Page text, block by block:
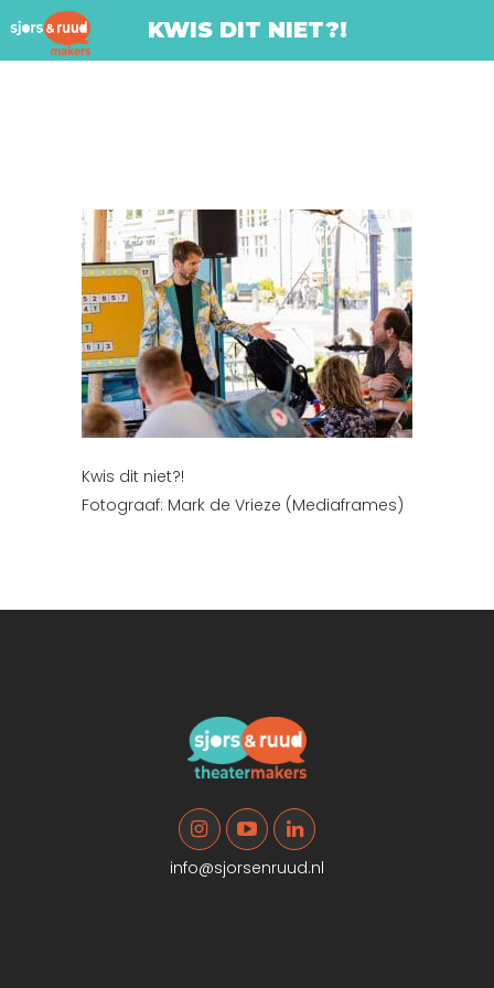
KWIS DIT NIET?!
Kwis dit niet?!
Fotograaf: Mark de Vrieze (Mediaframes)
info@sjorsenruud.nl